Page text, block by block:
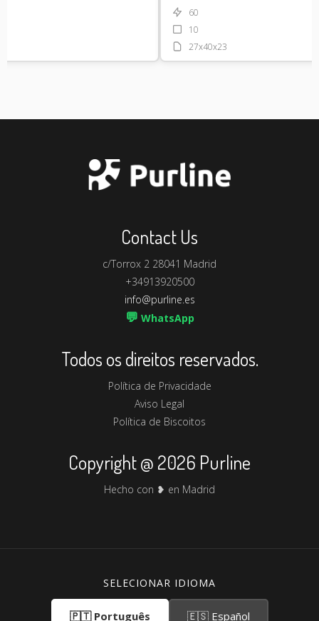
60
10
27x40x23
Contact Us
c/Torrox 2 28041 Madrid
+34913920500
info@purline.es
💬 WhatsApp
Todos os direitos reservados.
Política de Privacidade
Aviso Legal
Política de Biscoitos
Copyright @ 2026 Purline
Hecho con ❥ en Madrid
SELECIONAR IDIOMA
🇵🇹 Português 🇪🇸 Español